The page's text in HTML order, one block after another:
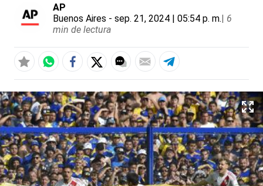
AP
Buenos Aires - sep. 21, 2024 | 05:54 p. m.| 6
min de lectura